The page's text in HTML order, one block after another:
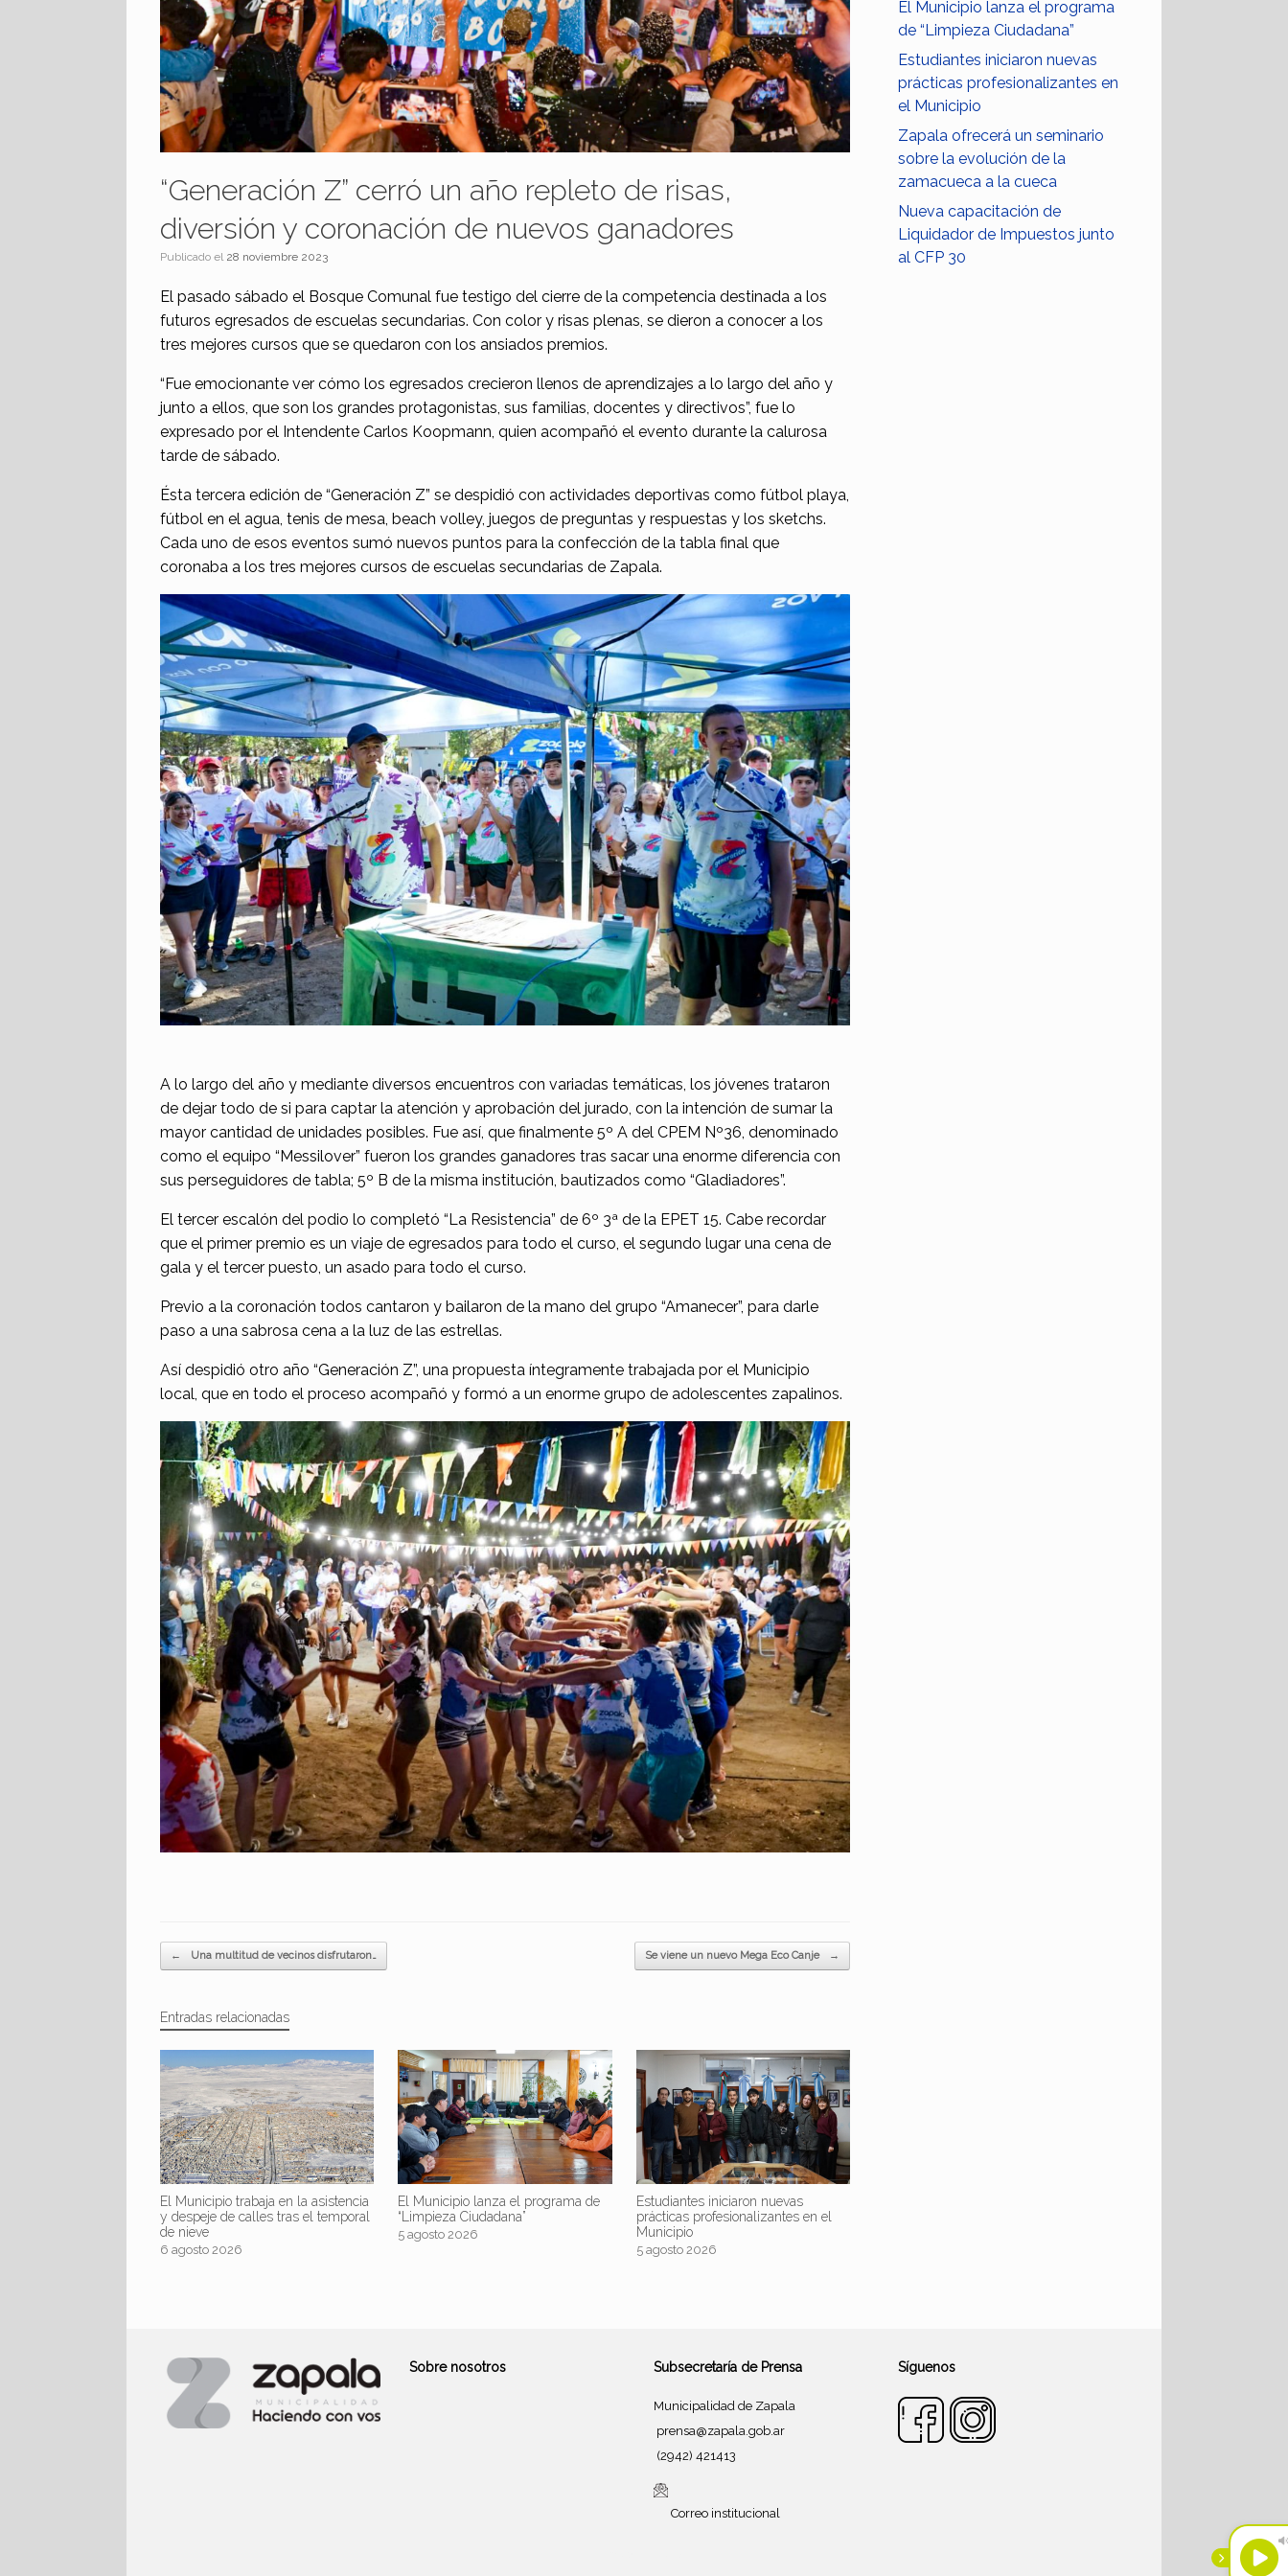
“Generación Z” cerró un año repleto de risas,
diversión y coronación de nuevos ganadores
Publicado el 28 noviembre 2023
El pasado sábado el Bosque Comunal fue testigo del cierre de la competencia destinada a los
futuros egresados de escuelas secundarias. Con color y risas plenas, se dieron a conocer a los
tres mejores cursos que se quedaron con los ansiados premios.
“Fue emocionante ver cómo los egresados crecieron llenos de aprendizajes a lo largo del año y
junto a ellos, que son los grandes protagonistas, sus familias, docentes y directivos”, fue lo
expresado por el Intendente Carlos Koopmann, quien acompañó el evento durante la calurosa
tarde de sábado.
Ésta tercera edición de “Generación Z” se despidió con actividades deportivas como fútbol playa,
fútbol en el agua, tenis de mesa, beach volley, juegos de preguntas y respuestas y los sketchs.
Cada uno de esos eventos sumó nuevos puntos para la confección de la tabla final que
coronaba a los tres mejores cursos de escuelas secundarias de Zapala.
A lo largo del año y mediante diversos encuentros con variadas temáticas, los jóvenes trataron
de dejar todo de si para captar la atención y aprobación del jurado, con la intención de sumar la
mayor cantidad de unidades posibles. Fue así, que finalmente 5º A del CPEM Nº36, denominado
como el equipo “Messilover” fueron los grandes ganadores tras sacar una enorme diferencia con
sus perseguidores de tabla; 5º B de la misma institución, bautizados como “Gladiadores”.
El tercer escalón del podio lo completó “La Resistencia” de 6º 3ª de la EPET 15. Cabe recordar
que el primer premio es un viaje de egresados para todo el curso, el segundo lugar una cena de
gala y el tercer puesto, un asado para todo el curso.
Previo a la coronación todos cantaron y bailaron de la mano del grupo “Amanecer”, para darle
paso a una sabrosa cena a la luz de las estrellas.
Así despidió otro año “Generación Z”, una propuesta íntegramente trabajada por el Municipio
local, que en todo el proceso acompañó y formó a un enorme grupo de adolescentes zapalinos.
Navegador de artículos
← Una multitud de vecinos disfrutaron… Se viene un nuevo Mega Eco Canje →
Entradas relacionadas
El Municipio trabaja en la asistencia
y despeje de calles tras el temporal
de nieve
6 agosto 2026
El Municipio lanza el programa de
“Limpieza Ciudadana”
5 agosto 2026
Estudiantes iniciaron nuevas
prácticas profesionalizantes en el
Municipio
5 agosto 2026
El Municipio lanza el programa
de “Limpieza Ciudadana”
Estudiantes iniciaron nuevas
prácticas profesionalizantes en
el Municipio
Zapala ofrecerá un seminario
sobre la evolución de la
zamacueca a la cueca
Nueva capacitación de
Liquidador de Impuestos junto
al CFP 30
Sobre nosotros Subsecretaría de Prensa
Municipalidad de Zapala
prensa@zapala.gob.ar
(2942) 421413
Correo institucional
Síguenos